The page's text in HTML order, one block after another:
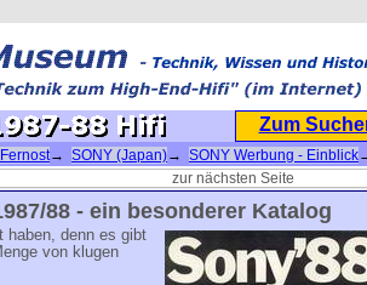
Zum
→ SONY (Japan)→ SONY Werbung - Einblick
zur nächsten Seite
88 - ein besonderer Katalog
haben, denn es gibt
von klugen